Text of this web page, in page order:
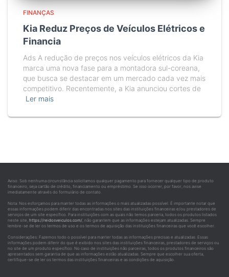
FINANÇAS
Kia Reduz Preços de Veículos Elétricos e
Financia
Ads A redução de preços nos veículos elétricos da Kia
marca uma nova fase para a montadora sul-coreana,
que busca se destacar em um mercado cada vez mais
competitivo. Recentemente, a Kia anunciou cortes de
Ler mais
Aviso: Sob nenhuma circunstância solicitamos qualquer pagamento para fornecer qualquer tipo de produto
financeiro, seja cartão de crédito, financiamento ou empréstimo. Se isso ocorrer, por favor, nos avise
imediatamente através do formulário de contato.
Nota: Nos esforçamos para manter todas as informações o mais atualizadas possível. É importante notar que
essas informações podem diferir das encontradas nos sites das instituições financeiras e/ou prestadores de
serviços de um site específico. Para instituições com as quais não temos parceria, todos os produtos listados
neste site, https://reidosveiculos.com/, não garantem que as informações estejam atualizadas. Sempre
lembre-se de ler os termos de uso e os termos de aquisição das instituições financeiras que você escolher.
Considerações: Fazemos todo o possível para manter todas as informações precisas e atualizadas. Essas
informações podem diferir do que é exibido nos sites das instituições financeiras, prestadores de serviços ou
no site de um produto específico. No caso de instituições não parceiras, todos os produtos financeiros são
apresentados sem garantia de que as informações estão atualizadas. Sempre que escolher sua oferta,
certifique-se de ler os termos das instituições financeiras e as condições de aquisição.